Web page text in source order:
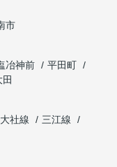
市
冶神前
平田町
社線
三江線